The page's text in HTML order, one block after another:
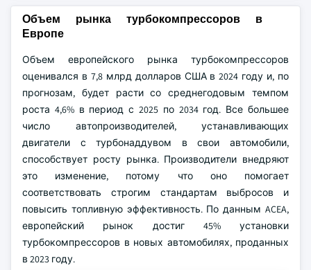
Объем рынка турбокомпрессоров в
Европе
Объем европейского рынка турбокомпрессоров
оценивался в 7,8 млрд долларов США в 2024 году и, по
прогнозам, будет расти со среднегодовым темпом
роста 4,6% в период с 2025 по 2034 год. Все большее
число автопроизводителей, устанавливающих
двигатели с турбонаддувом в свои автомобили,
способствует росту рынка. Производители внедряют
это изменение, потому что оно помогает
соответствовать строгим стандартам выбросов и
повысить топливную эффективность. По данным ACEA,
европейский рынок достиг 45% установки
турбокомпрессоров в новых автомобилях, проданных
в 2023 году.